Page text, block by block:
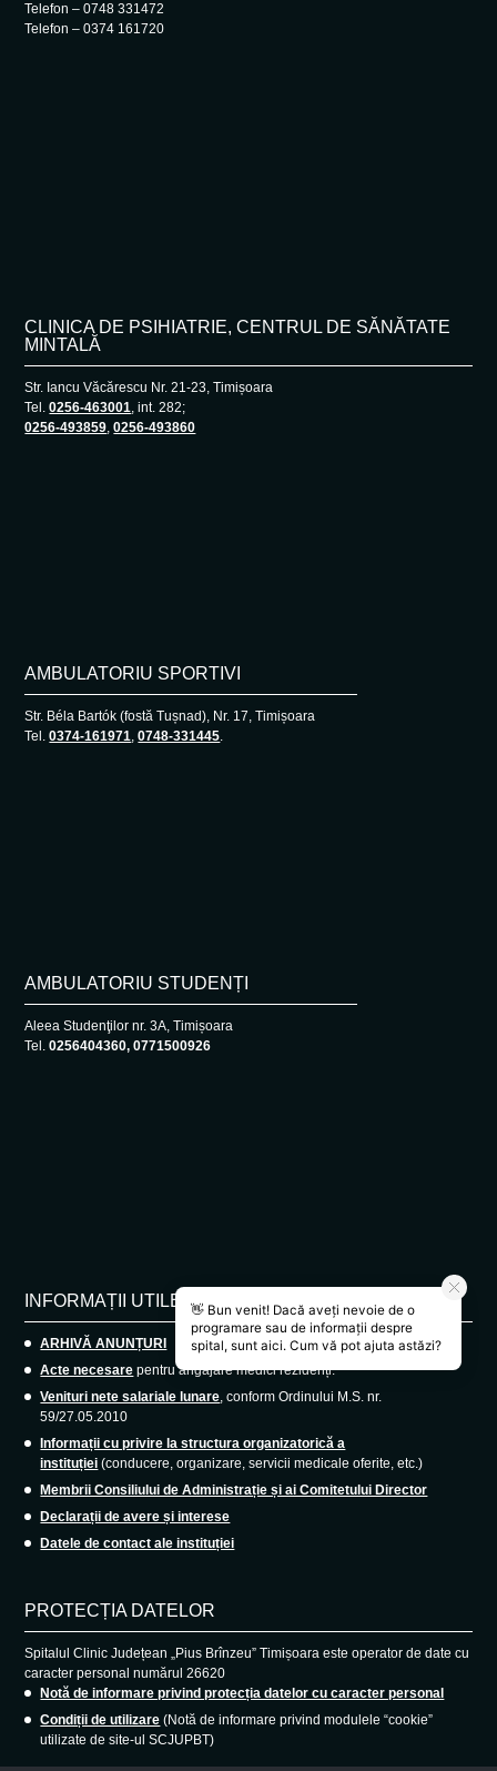
Telefon – 0748 331472
Telefon – 0374 161720
CLINICA DE PSIHIATRIE, CENTRUL DE SĂNĂTATE
MINTALĂ
Str. Iancu Văcărescu Nr. 21-23, Timișoara
Tel.0256-463001, int. 282;
0256-493859,0256-493860
AMBULATORIU SPORTIVI
Str. Béla Bartók (fostă Tușnad), Nr. 17, Timișoara
Tel.0374-161971,0748-331445.
AMBULATORIU STUDENȚI
Aleea Studenţilor nr. 3A, Timișoara
Tel.0256404360, 0771500926
INFORMAȚII UTILE
ARHIVĂ ANUNȚURI
Acte necesare pentru angajare medici rezidenți.
Venituri nete salariale lunare, conform Ordinului M.S. nr.
59/27.05.2010
Informații cu privire la structura organizatorică a
instituției (conducere, organizare, servicii medicale oferite, etc.)
Membrii Consiliului de Administrație și ai Comitetului Director
Declarații de avere și interese
Datele de contact ale instituției
PROTECȚIA DATELOR
Spitalul Clinic Județean „Pius Brînzeu” Timișoara este operator de date cu
caracter personal numărul 26620
Notă de informare privind protecția datelor cu caracter personal
Condiții de utilizare (Notă de informare privind modulele “cookie”
utilizate de site-ul SCJUPBT)